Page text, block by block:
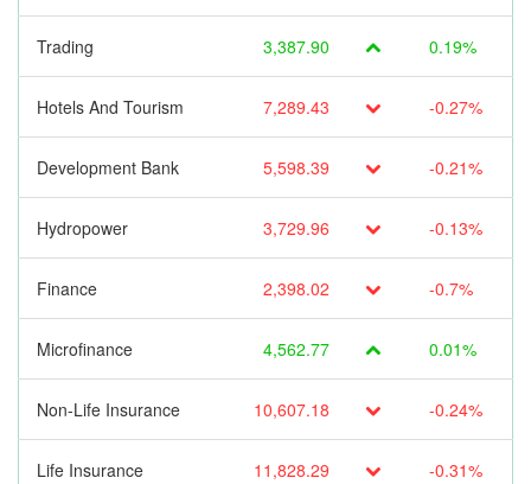
Trading 3,387.90 0.19%
Hotels And Tourism 7,289.43 -0.27%
Development Bank 5,598.39 -0.21%
Hydropower 3,729.96 -0.13%
Finance 2,398.02 -0.7%
Microfinance 4,562.77 0.01%
Non-Life Insurance 10,607.18 -0.24%
Life Insurance 11,828.29 -0.31%